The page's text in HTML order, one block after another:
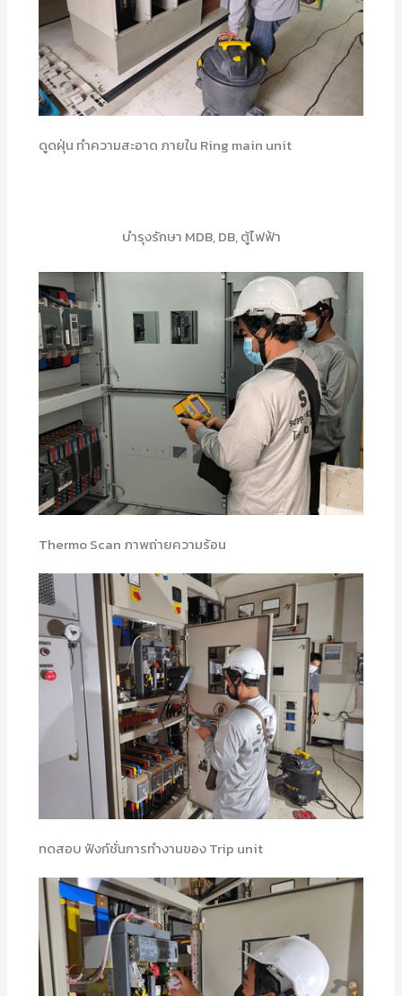
ดูดฝุ่น ทำความสะอาด ภายใน Ring main unit
บำรุงรักษา MDB, DB, ตู้ไฟฟ้า
Thermo Scan ภาพถ่ายความร้อน
ทดสอบ ฟังก์ชั่นการทำงานของ Trip unit